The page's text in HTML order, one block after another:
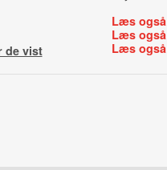
de vist
Læs
Læs
Læs